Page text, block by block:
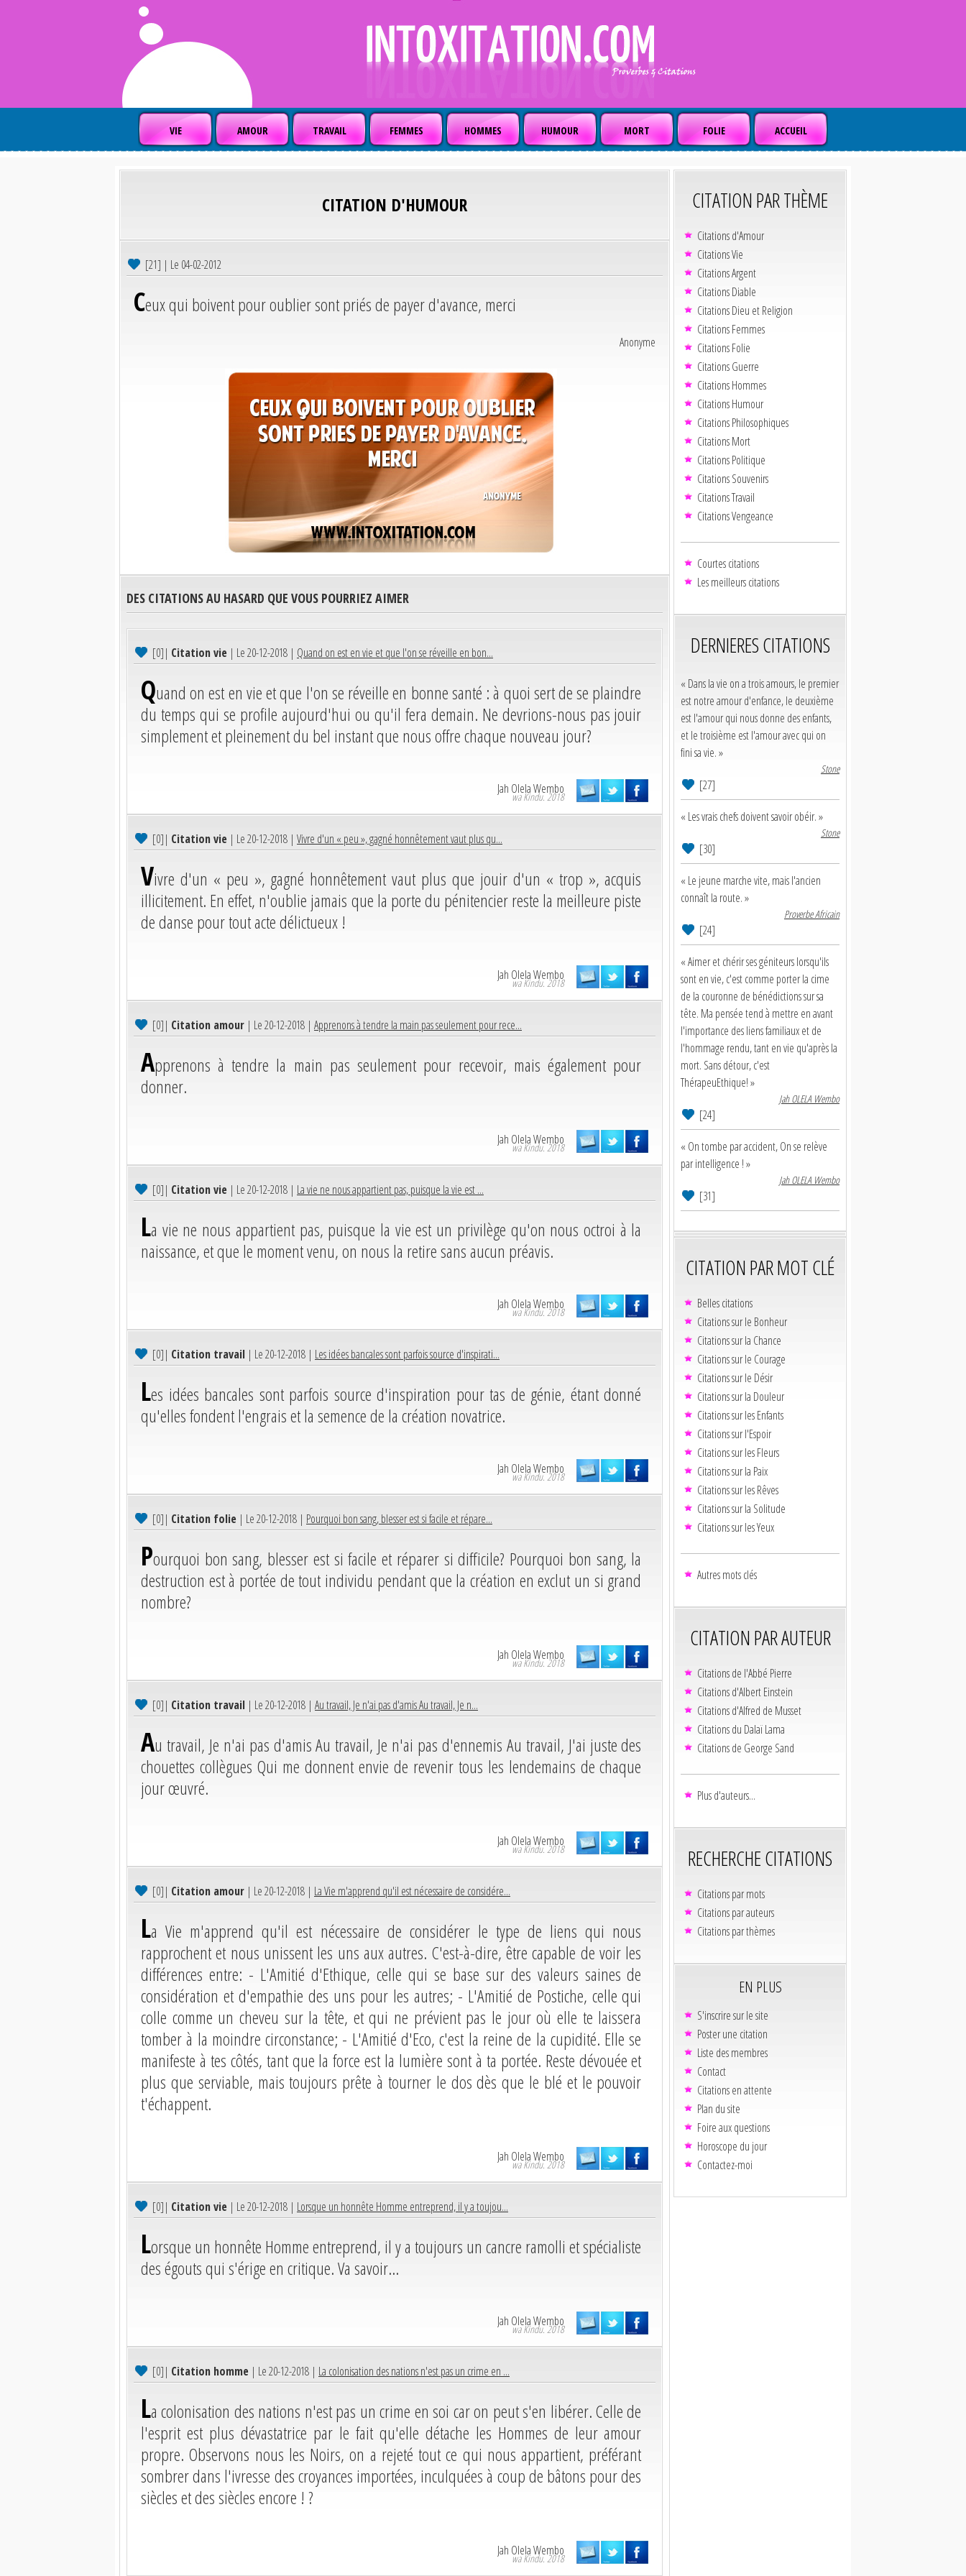
VIE AMOUR TRAVAIL FEMMES HOMMES HUMOUR MORT FOLIE ACCUEIL
CITATION D'HUMOUR
[21] | Le 04-02-2012
Ceux qui boivent pour oublier sont priés de payer d'avance, merci
Anonyme
DES CITATIONS AU HASARD QUE VOUS POURRIEZ AIMER
[0]| Citation vie | Le 20-12-2018 | Quand on est en vie et que l'on se réveille en bon...
Quand on est en vie et que l'on se réveille en bonne santé : à quoi sert de se plaindre
du temps qui se profile aujourd'hui ou qu'il fera demain. Ne devrions-nous pas jouir
simplement et pleinement du bel instant que nous offre chaque nouveau jour?
Jah Olela Wembo
wa Kindu. 2018
[0]| Citation vie | Le 20-12-2018 | Vivre d'un « peu », gagné honnêtement vaut plus qu...
Vivre d'un « peu », gagné honnêtement vaut plus que jouir d'un « trop », acquis
illicitement. En effet, n'oublie jamais que la porte du pénitencier reste la meilleure piste
de danse pour tout acte délictueux !
Jah Olela Wembo
wa Kindu. 2018
[0]| Citation amour | Le 20-12-2018 | Apprenons à tendre la main pas seulement pour rece...
Apprenons à tendre la main pas seulement pour recevoir, mais également pour
donner.
Jah Olela Wembo
wa Kindu. 2018
[0]| Citation vie | Le 20-12-2018 | La vie ne nous appartient pas, puisque la vie est ...
La vie ne nous appartient pas, puisque la vie est un privilège qu'on nous octroi à la
naissance, et que le moment venu, on nous la retire sans aucun préavis.
Jah Olela Wembo
wa Kindu. 2018
[0]| Citation travail | Le 20-12-2018 | Les idées bancales sont parfois source d'inspirati...
Les idées bancales sont parfois source d'inspiration pour tas de génie, étant donné
qu'elles fondent l'engrais et la semence de la création novatrice.
Jah Olela Wembo
wa Kindu. 2018
[0]| Citation folie | Le 20-12-2018 | Pourquoi bon sang, blesser est si facile et répare...
Pourquoi bon sang, blesser est si facile et réparer si difficile? Pourquoi bon sang, la
destruction est à portée de tout individu pendant que la création en exclut un si grand
nombre?
Jah Olela Wembo
wa Kindu. 2018
[0]| Citation travail | Le 20-12-2018 | Au travail, Je n'ai pas d'amis Au travail, Je n...
Au travail, Je n'ai pas d'amis Au travail, Je n'ai pas d'ennemis Au travail, J'ai juste des
chouettes collègues Qui me donnent envie de revenir tous les lendemains de chaque
jour œuvré.
Jah Olela Wembo
wa Kindu. 2018
[0]| Citation amour | Le 20-12-2018 | La Vie m'apprend qu'il est nécessaire de considére...
La Vie m'apprend qu'il est nécessaire de considérer le type de liens qui nous
rapprochent et nous unissent les uns aux autres. C'est-à-dire, être capable de voir les
différences entre: - L'Amitié d'Ethique, celle qui se base sur des valeurs saines de
considération et d'empathie des uns pour les autres; - L'Amitié de Postiche, celle qui
colle comme un cheveu sur la tête, et qui ne prévient pas le jour où elle te laissera
tomber à la moindre circonstance; - L'Amitié d'Eco, c'est la reine de la cupidité. Elle se
manifeste à tes côtés, tant que la force est la lumière sont à ta portée. Reste dévouée et
plus que serviable, mais toujours prête à tourner le dos dès que le blé et le pouvoir
t'échappent.
Jah Olela Wembo
wa Kindu. 2018
[0]| Citation vie | Le 20-12-2018 | Lorsque un honnête Homme entreprend, il y a toujou...
Lorsque un honnête Homme entreprend, il y a toujours un cancre ramolli et spécialiste
des égouts qui s'érige en critique. Va savoir...
Jah Olela Wembo
wa Kindu. 2018
[0]| Citation homme | Le 20-12-2018 | La colonisation des nations n'est pas un crime en ...
La colonisation des nations n'est pas un crime en soi car on peut s'en libérer. Celle de
l'esprit est plus dévastatrice par le fait qu'elle détache les Hommes de leur amour
propre. Observons nous les Noirs, on a rejeté tout ce qui nous appartient, préférant
sombrer dans l'ivresse des croyances importées, inculquées à coup de bâtons pour des
siècles et des siècles encore ! ?
Jah Olela Wembo
wa Kindu. 2018
CITATION PAR THÈME
Citations d'Amour
Citations Vie
Citations Argent
Citations Diable
Citations Dieu et Religion
Citations Femmes
Citations Folie
Citations Guerre
Citations Hommes
Citations Humour
Citations Philosophiques
Citations Mort
Citations Politique
Citations Souvenirs
Citations Travail
Citations Vengeance
Courtes citations
Les meilleurs citations
DERNIERES CITATIONS
« Dans la vie on a trois amours, le premier
est notre amour d'enfance, le deuxième
est l'amour qui nous donne des enfants,
et le troisième est l'amour avec qui on
fini sa vie. »
Stone
[27]
« Les vrais chefs doivent savoir obéir. »
Stone
[30]
« Le jeune marche vite, mais l'ancien
connaît la route. »
Proverbe Africain
[24]
« Aimer et chérir ses géniteurs lorsqu'ils
sont en vie, c'est comme porter la cime
de la couronne de bénédictions sur sa
tête. Ma pensée tend à mettre en avant
l'importance des liens familiaux et de
l'hommage rendu, tant en vie qu'après la
mort. Sans détour, c'est
ThérapeuEthique! »
Jah OLELA Wembo
[24]
« On tombe par accident, On se relève
par intelligence ! »
Jah OLELA Wembo
[31]
CITATION PAR MOT CLÉ
Belles citations
Citations sur le Bonheur
Citations sur la Chance
Citations sur le Courage
Citations sur le Désir
Citations sur la Douleur
Citations sur les Enfants
Citations sur l'Espoir
Citations sur les Fleurs
Citations sur la Paix
Citations sur les Rêves
Citations sur la Solitude
Citations sur les Yeux
Autres mots clés
CITATION PAR AUTEUR
Citations de l'Abbé Pierre
Citations d'Albert Einstein
Citations d'Alfred de Musset
Citations du Dalaï Lama
Citations de George Sand
Plus d'auteurs...
RECHERCHE CITATIONS
Citations par mots
Citations par auteurs
Citations par thèmes
EN PLUS
S'inscrire sur le site
Poster une citation
Liste des membres
Contact
Citations en attente
Plan du site
Foire aux questions
Horoscope du jour
Contactez-moi